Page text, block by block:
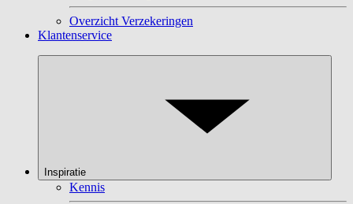
Overzicht Verzekeringen
Klantenservice
Inspiratie
Kennis